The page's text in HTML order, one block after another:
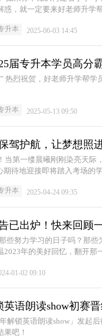
，就一定要来好老师升学
升本 2025-06-03 14:45
届专升本学员高分
热烈祝贺，好老师升学帮
升本 2025-05-13 09:50
驾护航，让梦想照
当第一缕晨曦刚刚染亮天
期待地迎接即将踏入考场的
升本 2025-04-24 09:35
已出炉！快来回顾
些努力学习的日子吗？那
年的美好回忆，翻开那
01-02 09:10
语朗读show初赛晋
解锁英语朗读show」发起
吧！